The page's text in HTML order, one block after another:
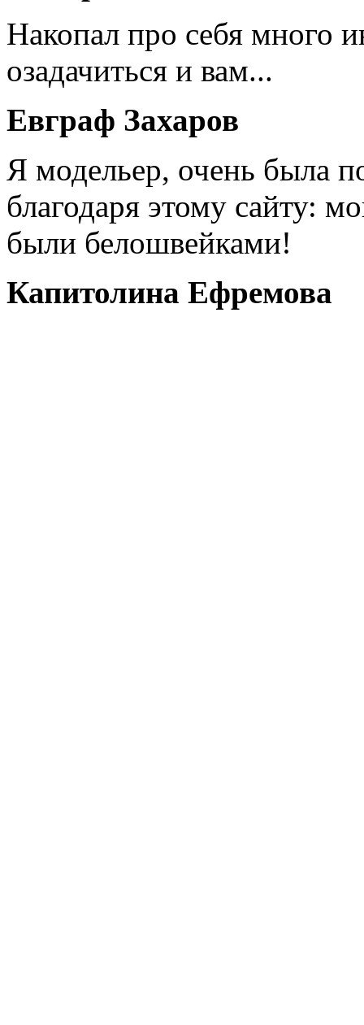
Накопал про себя много
озадачиться и вам...
Евграф Захаров
Я модельер, очень была
благодаря этому сайту:
были белошвейками!
Капитолина Ефремова